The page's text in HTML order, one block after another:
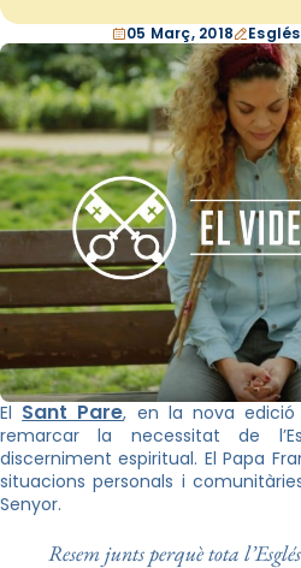
05 Març, 2018
El Sant Pare, en la nova
remarcar la necessitat de
discerniment espiritual. El Papa
situacions personals i
Senyor.
Resem junts perquè tota